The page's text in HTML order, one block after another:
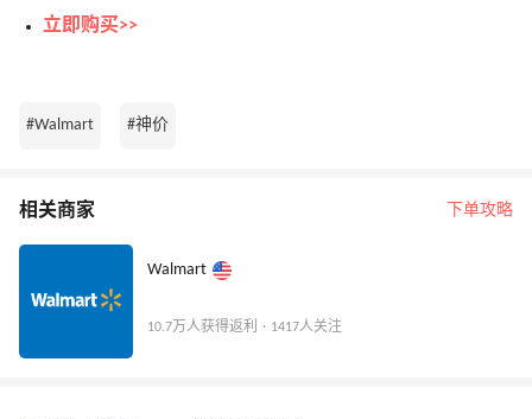
立即购买>>
#Walmart #神价
相关商家 下单攻略
Walmart
10.7万人获得返利 · 1417人关注